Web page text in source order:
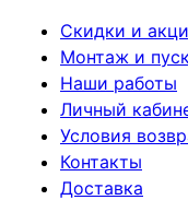
Скидки и
Монтаж и
Наши работы
Личный
Условия
Контакты
Доставка